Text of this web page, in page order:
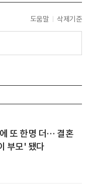
도움말 삭제기준
또 한명 더… 결혼
부모' 됐다